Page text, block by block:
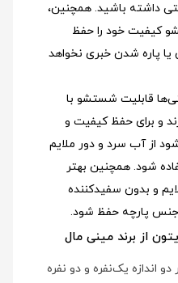
داشته باشید. همچنین،
کیفیت خود را حفظ
یا پاره شدن خبری نخواهد
قابلیت شستشو با
و برای حفظ کیفیت و
از آب سرد و دور ملایم
شود. همچنین بهتر
و بدون سفیدکننده
جنس پارچه حفظ شود.
از برند مینی مال
اندازه یک‌نفره و دو نفره